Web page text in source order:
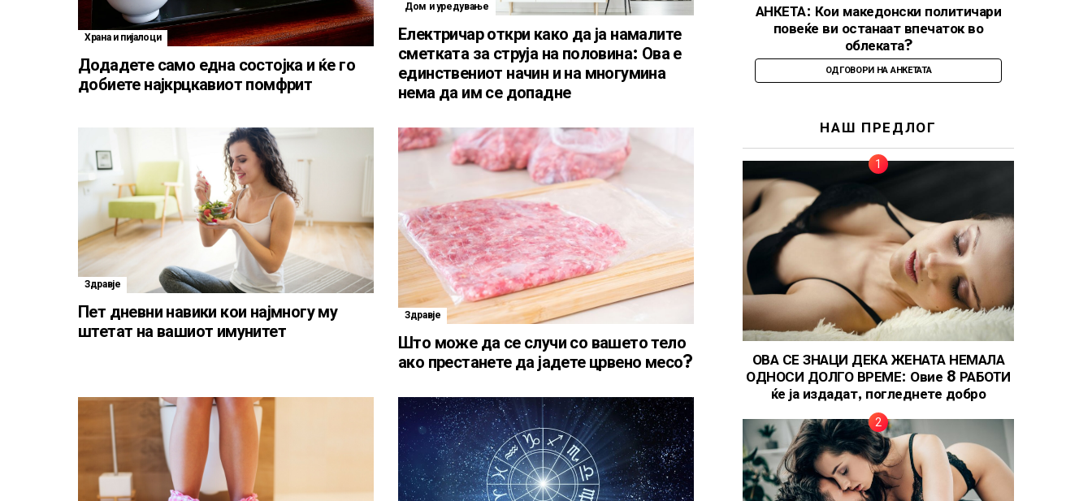
Храна и пијалоци
Додадете само една состојка и ќе го
добиете најкрцкавиот помфрит
Дом и уредување
Електричар откри како да ја намалите
сметката за струја на половина: Ова е
единствениот начин и на многумина
нема да им се допадне
Здравје
Пет дневни навики кои најмногу му
штетат на вашиот имунитет
Здравје
Што може да се случи со вашето тело
ако престанете да јадете црвено месо?
АНКЕТА: Кои македонски политичари
повеќе ви останаат впечаток во
облеката?
ОДГОВОРИ НА АНКЕТАТА
НАШ ПРЕДЛОГ
ОВА СЕ ЗНАЦИ ДЕКА ЖЕНАТА НЕМАЛА
ОДНОСИ ДОЛГО ВРЕМЕ: Овие 8 РАБОТИ
ќе ја издадат, погледнете добро